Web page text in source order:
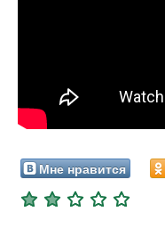
Мне нравится